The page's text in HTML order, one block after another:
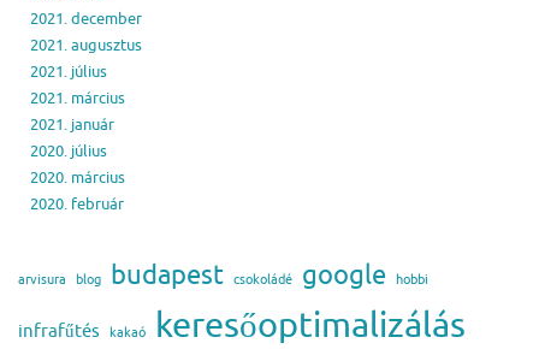
2021. december
2021. augusztus
2021. július
2021. március
2021. január
2020. július
2020. március
2020. február
arvisura blog budapest csokoládé google hobbi
infrafűtés kakaó keresőoptimalizálás